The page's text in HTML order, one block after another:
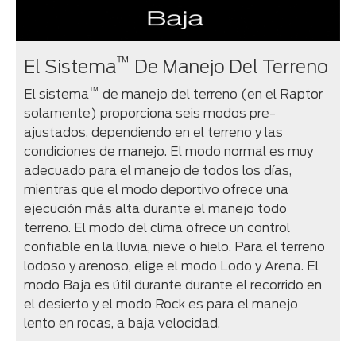
El Sistema™ De Manejo Del Terreno
El sistema™ de manejo del terreno (en el Raptor
solamente) proporciona seis modos pre-
ajustados, dependiendo en el terreno y las
condiciones de manejo. El modo normal es muy
adecuado para el manejo de todos los días,
mientras que el modo deportivo ofrece una
ejecución más alta durante el manejo todo
terreno. El modo del clima ofrece un control
confiable en la lluvia, nieve o hielo. Para el terreno
lodoso y arenoso, elige el modo Lodo y Arena. El
modo Baja es útil durante durante el recorrido en
el desierto y el modo Rock es para el manejo
lento en rocas, a baja velocidad.